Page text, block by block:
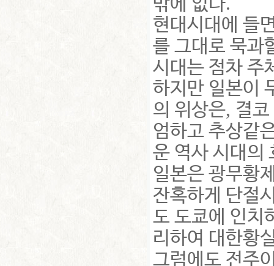
현대시대에 들
를 그대로 묵과
시대는 점차 주
하지만 일본이
의 위상은, 결
엄하고 추상같
운 역사 시대의
일본은 광무황
잔혹하게 단절
도 도쿄에 인치
리하여 대한황
그럼에도 전주